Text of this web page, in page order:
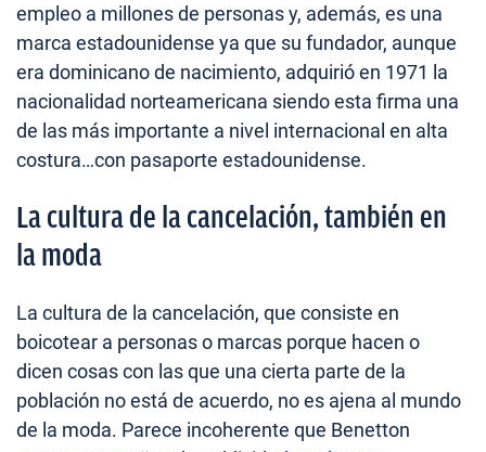
empleo a millones de personas y, además, es una
marca estadounidense ya que su fundador, aunque
era dominicano de nacimiento, adquirió en 1971 la
nacionalidad norteamericana siendo esta firma una
de las más importante a nivel internacional en alta
costura…con pasaporte estadounidense.
La cultura de la cancelación, también en
la moda
La cultura de la cancelación, que consiste en
boicotear a personas o marcas porque hacen o
dicen cosas con las que una cierta parte de la
población no está de acuerdo, no es ajena al mundo
de la moda. Parece incoherente que Benetton